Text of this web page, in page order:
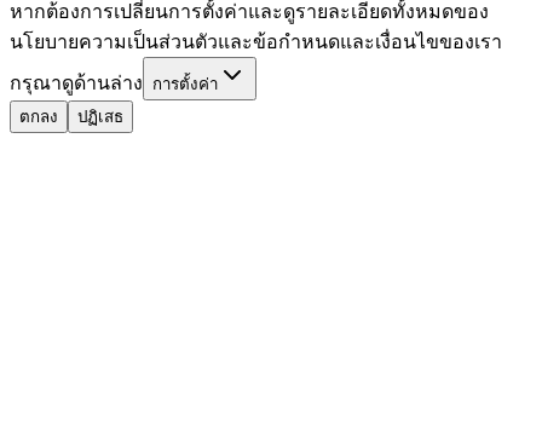
หากต้องการเปลี่ยนการตั้งค่าและดูรายละเอียดทั้งหมดของ
นโยบายความเป็นส่วนตัวและข้อกำหนดและเงื่อนไขของเรา
กรุณาดูด้านล่าง
การตั้งค่า
ตกลง
ปฏิเสธ